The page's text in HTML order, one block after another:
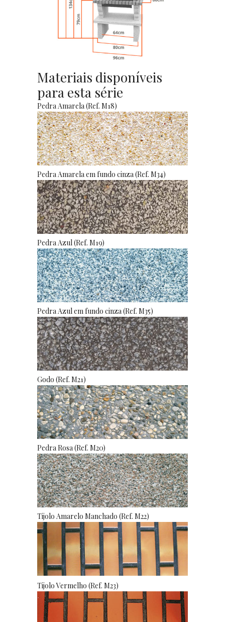
Materiais disponíveis
para esta série
Pedra Amarela (Ref. M18)
Pedra Amarela em fundo cinza (Ref. M34)
Pedra Azul (Ref. M19)
Pedra Azul em fundo cinza (Ref. M35)
Godo (Ref. M21)
Pedra Rosa (Ref. M20)
Tijolo Amarelo Manchado (Ref. M22)
Tijolo Vermelho (Ref. M23)